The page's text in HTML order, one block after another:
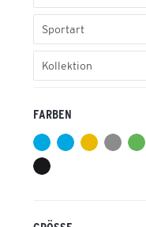
Erwachsene
Herren
Kinder
Sportart
Fußball
Leichtathletik
Tennis
Kollektion
CMPT 3 WINGS
Essential
FARBEN